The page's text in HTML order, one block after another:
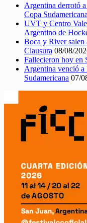
Argentina derrotó
Copa Sudamericana
UVT y Centro
Argentino de
Boca y River salen
Clausura 08/08/
Fallecieron hoy en
Argentina venció a
Sudamericana 07/